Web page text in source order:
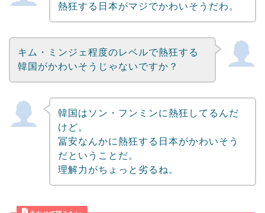
熱狂する日本がマジでかわいそうだわ。
キム・ミンジェ程度のレベルで熱狂する
韓国がかわいそうじゃないですか？
韓国はソン・フンミンに熱狂してるんだ
けど。
冨安なんかに熱狂する日本がかわいそう
だということだ。
理解力がちょっと劣るね。